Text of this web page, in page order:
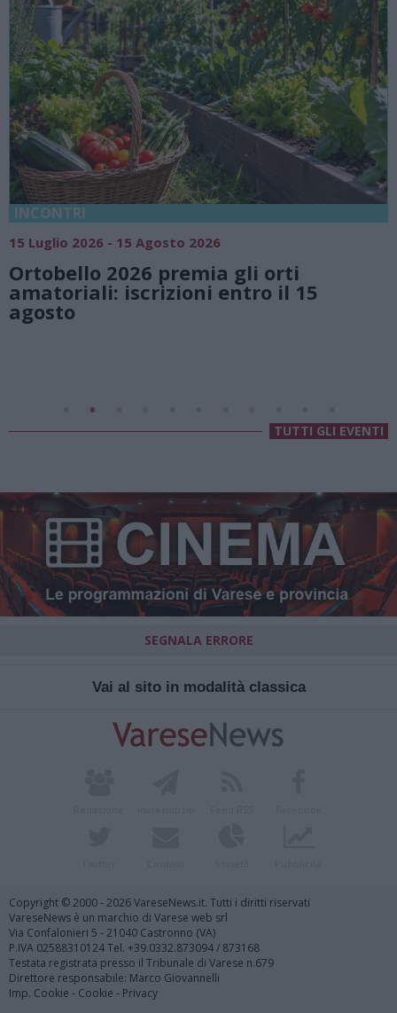
18 Luglio 2026 - 15 Agosto 2026
Vivi l’estate a Villa Fogazzaro Roi.
natura e atmosfere senza tempo
Lago di Lugano
Valsolda
TUTTI GLI EVENTI
SEGNALA ERRORE
Vai al sito in modalità classica
Copyright © 2000 - 2026 VareseNews.it. Tutti i diritti riservati
VareseNews è un marchio di Varese web srl
Via Confalonieri 5 - 21040 Castronno (VA)
P.IVA 02588310124 Tel. +39.0332.873094 / 873168
Testata registrata presso il Tribunale di Varese n.679
Direttore responsabile: Marco Giovannelli
Imp. Cookie - Cookie - Privacy